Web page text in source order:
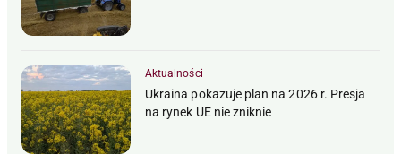
Aktualności
Ukraina pokazuje plan na 2026 r. Presja
na rynek UE nie zniknie